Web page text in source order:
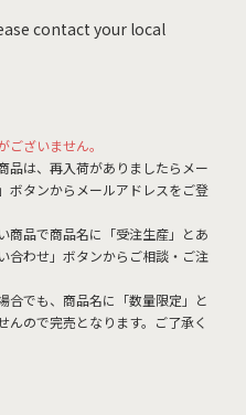
contact your local
ざいません。
品は、再入荷がありましたらメー
ボタンからメールアドレスをご登
商品で商品名に「受注生産」とあ
合わせ」ボタンからご相談・ご注
合でも、商品名に「数量限定」と
んので完売となります。ご了承く